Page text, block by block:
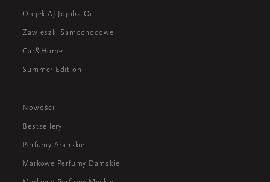
Olejek AJ Jojoba Oil
Zawieszki Samochodowe
Car&Home
Summer Edition
Nowości
Bestsellery
Perfumy Arabskie
Markowe Perfumy Damskie